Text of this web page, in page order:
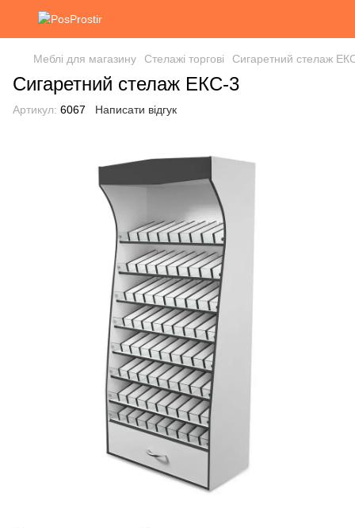
Меблі для магазину Стелажі торгові Сигаретний стелаж
Сигаретний стелаж ЕКС-3
Артикул: 6067 Написати відгук